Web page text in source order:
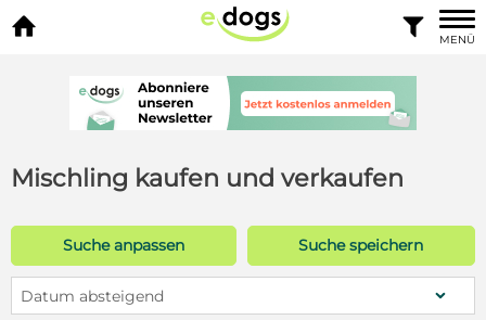
 
MENÜ
Mischling kaufen und verkaufen
Suche anpassen Suche speichern
Datum absteigend